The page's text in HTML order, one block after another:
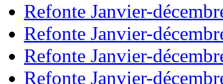
Refonte Janvier-
Refonte Janvier-
Refonte Janvier-
Refonte Janvier-